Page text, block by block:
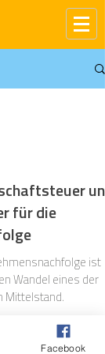
und
für die
ist
Wandel eines der
Mittelstand.
Facebook